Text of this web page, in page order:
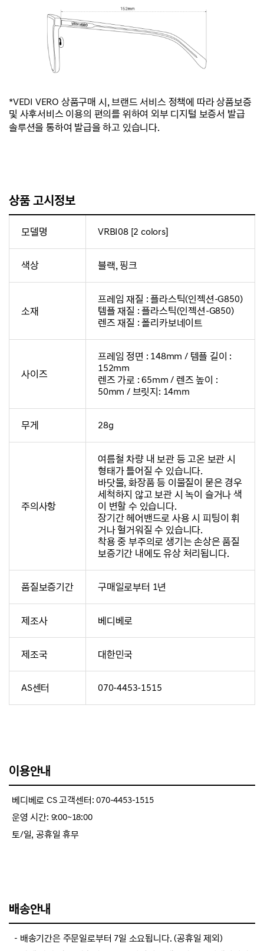
*VEDI VERO 상품구매 시, 브랜드 서비스 정책에 따라 상품보증
및 사후서비스 이용의 편의를 위하여 외부 디지털 보증서 발급
솔루션을 통하여 발급을 하고 있습니다.
상품 고시정보
모델명 VRBI08 [2 colors]
색상 블랙, 핑크
소재
프레임 재질 : 플라스틱(인젝션-G850)
템플 재질 : 플라스틱(인젝션-G850)
렌즈 재질 : 폴리카보네이트
사이즈
프레임 정면 : 148mm / 템플 길이 :
152mm
렌즈 가로 : 65mm / 렌즈 높이 :
50mm / 브릿지: 14mm
무게 28g
주의사항
여름철 차량 내 보관 등 고온 보관 시
형태가 틀어질 수 있습니다.
바닷물, 화장품 등 이물질이 묻은 경우
세척하지 않고 보관 시 녹이 슬거나 색
이 변할 수 있습니다.
장기간 헤어밴드로 사용 시 피팅이 휘
거나 헐거워질 수 있습니다.
착용 중 부주의로 생기는 손상은 품질
보증기간 내에도 유상 처리됩니다.
품질보증기간 구매일로부터 1년
제조사 베디베로
제조국 대한민국
AS센터 070-4453-1515
이용안내
베디베로 CS 고객센터: 070-4453-1515
운영 시간: 9:00~18:00
토/일, 공휴일 휴무
배송안내
－배송기간은 주문일로부터 7일 소요됩니다. (공휴일 제외)